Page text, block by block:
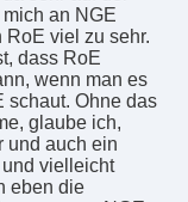
an NGE
RoE viel zu sehr.
dass RoE
wenn man es
schaut. Ohne das
glaube ich,
und auch ein
vielleicht
eben die